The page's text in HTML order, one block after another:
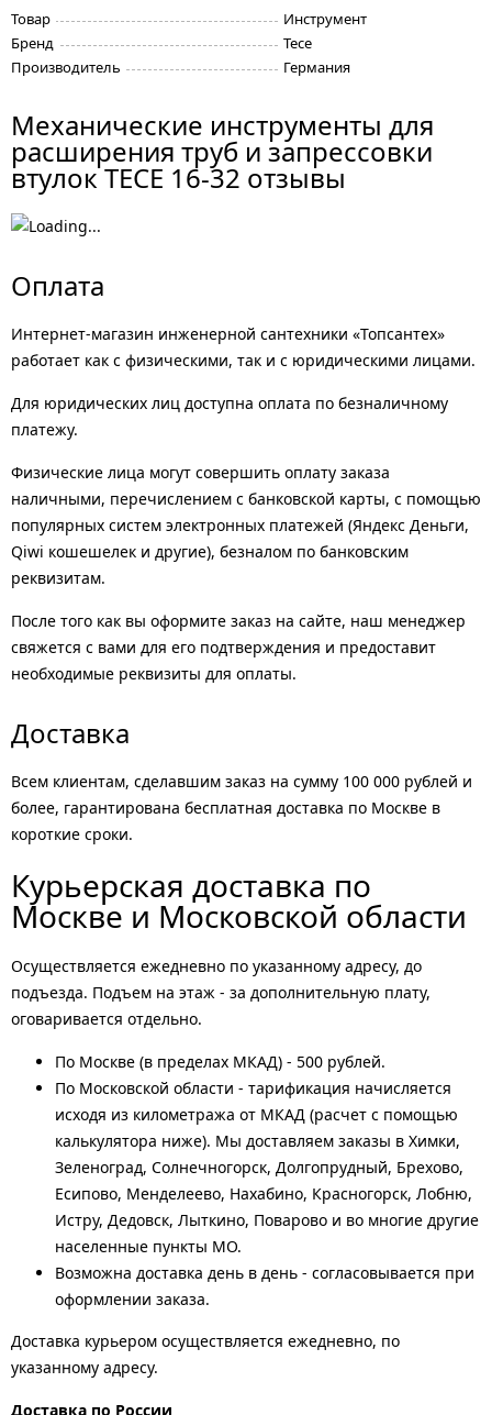
Товар
Инструмент
Бренд
Tece
Производитель
Германия
Механические инструменты для
расширения труб и запрессовки
втулок TECE 16-32 отзывы
Оплата
Интернет-магазин инженерной сантехники «Топсантех»
работает как с физическими, так и с юридическими лицами.
Для юридических лиц доступна оплата по безналичному
платежу.
Физические лица могут совершить оплату заказа
наличными, перечислением с банковской карты, с помощью
популярных систем электронных платежей (Яндекс Деньги,
Qiwi кошешелек и другие), безналом по банковским
реквизитам.
После того как вы оформите заказ на сайте, наш менеджер
свяжется с вами для его подтверждения и предоставит
необходимые реквизиты для оплаты.
Доставка
Всем клиентам, сделавшим заказ на сумму 100 000 рублей и
более, гарантирована бесплатная доставка по Москве в
короткие сроки.
Курьерская доставка по
Москве и Московской области
Осуществляется ежедневно по указанному адресу, до
подъезда. Подъем на этаж - за дополнительную плату,
оговаривается отдельно.
По Москве (в пределах МКАД) - 500 рублей.
По Московской области - тарификация начисляется
исходя из километража от МКАД (расчет с помощью
калькулятора ниже). Мы доставляем заказы в Химки,
Зеленоград, Солнечногорск, Долгопрудный, Брехово,
Есипово, Менделеево, Нахабино, Красногорск, Лобню,
Истру, Дедовск, Лыткино, Поварово и во многие другие
населенные пункты МО.
Возможна доставка день в день - согласовывается при
оформлении заказа.
Доставка курьером осуществляется ежедневно, по
указанному адресу.
Доставка по России